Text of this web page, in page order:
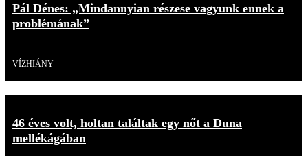
Pál Dénes: „Mindannyian részese vagyunk ennek a
problémának”
VÍZHIÁNY
46 éves volt, holtan találtak egy nőt a Duna
mellékágában